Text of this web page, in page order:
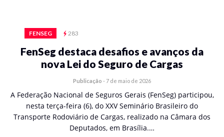
FENSEG 283
FenSeg destaca desafios e avanços da
nova Lei do Seguro de Cargas
Publicação - 7 de maio de 2026
A Federação Nacional de Seguros Gerais (FenSeg) participou,
nesta terça-feira (6), do XXV Seminário Brasileiro do
Transporte Rodoviário de Cargas, realizado na Câmara dos
Deputados, em Brasília.…